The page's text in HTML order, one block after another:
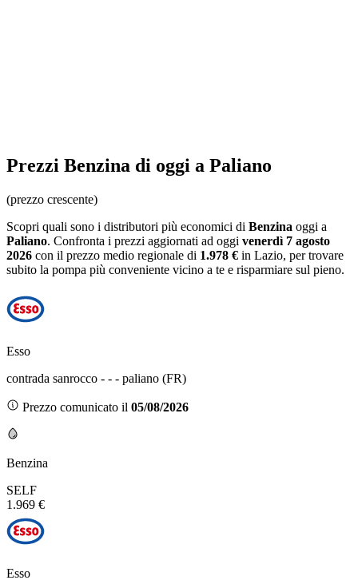
Prezzi Benzina di oggi a Paliano
(prezzo crescente)
Scopri quali sono i distributori più economici di Benzina oggi a
Paliano. Confronta i prezzi aggiornati ad oggi venerdì 7 agosto
2026 con il prezzo medio regionale di 1.978 € in Lazio, per trovare
subito la pompa più conveniente vicino a te e risparmiare sul pieno.
Esso
contrada sanrocco - - - paliano (FR)
Prezzo comunicato il 05/08/2026
Benzina
SELF
1.969 €
Esso